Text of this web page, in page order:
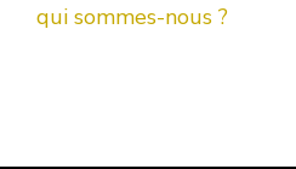
qui sommes-nous ?